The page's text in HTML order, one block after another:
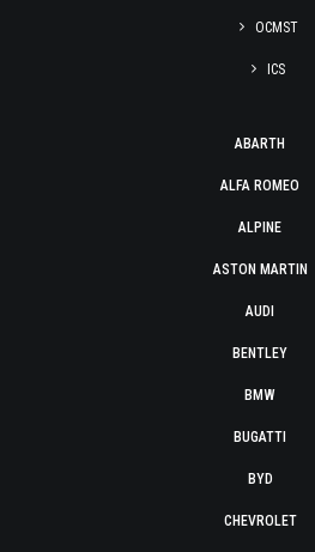
OCMST
ICS
ABARTH
ALFA ROMEO
ALPINE
ASTON MARTIN
AUDI
BENTLEY
BMW
BUGATTI
BYD
CHEVROLET